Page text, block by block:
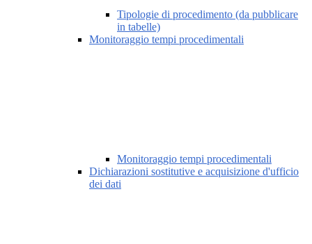
Tipologie di procedimento (da pubblicare
in tabelle)
Monitoraggio tempi procedimentali
Monitoraggio tempi procedimentali
Dichiarazioni sostitutive e acquisizione d'ufficio
dei dati